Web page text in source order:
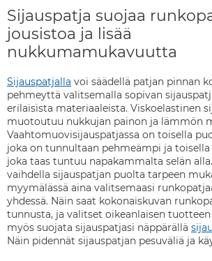
Sijauspatja suojaa
jousistoa ja lisää
nukkumamukavuutta
Sijauspatjalla voi säädellä patjan pinnan
pehmeyttä valitsemalla sopivan
erilaisista materiaaleista. Viskoelastinen
muotoutuu nukkujan painon ja lämmön
Vaahtomuovisijauspatjassa on toisella
joka on tunnultaan pehmeämpi ja
joka taas tuntuu napakammalta selän
vaihdella sijauspatjan puolta tarpeen
myymälässä aina valitsemaasi
yhdessä. Näin saat kokonaiskuvan
tunnusta, ja valitset oikeanlaisen
myös suojata sijauspatjasi näppärällä
Näin pidennät sijauspatjan pesuväliä ja